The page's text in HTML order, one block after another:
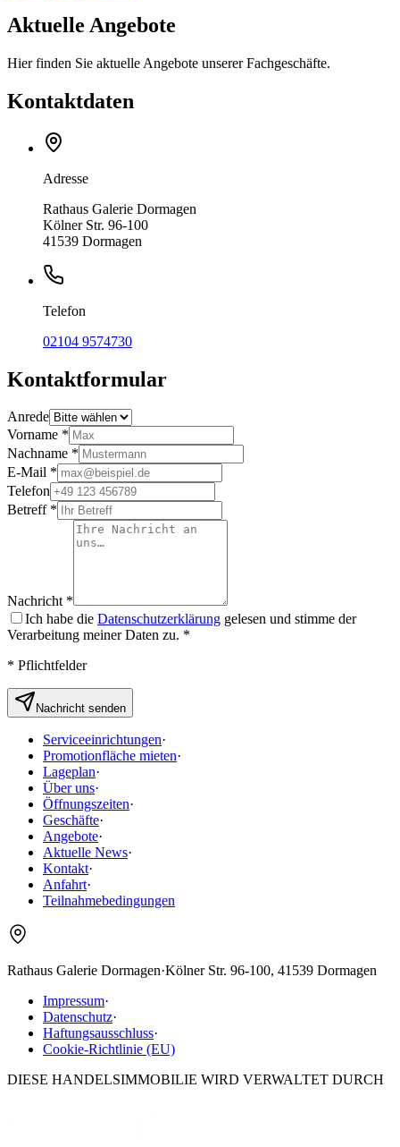
Aktuelle Angebote
Hier finden Sie aktuelle Angebote unserer Fachgeschäfte.
Kontaktdaten
Adresse
Rathaus Galerie Dormagen
Kölner Str. 96-100
41539 Dormagen
Telefon
02104 9574730
Kontaktformular
Anrede
Vorname *
Nachname *
E-Mail *
Telefon
Betreff *
Nachricht *
Ich habe die Datenschutzerklärung gelesen und stimme der
Verarbeitung meiner Daten zu. *
* Pflichtfelder
Nachricht senden
Serviceeinrichtungen·
Promotionfläche mieten·
Lageplan·
Über uns·
Öffnungszeiten·
Geschäfte·
Angebote·
Aktuelle News·
Kontakt·
Anfahrt·
Teilnahmebedingungen
Rathaus Galerie Dormagen·Kölner Str. 96-100, 41539 Dormagen
Impressum·
Datenschutz·
Haftungsausschluss·
Cookie-Richtlinie (EU)
DIESE HANDELSIMMOBILIE WIRD VERWALTET DURCH